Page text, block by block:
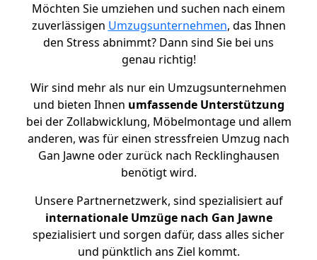
Möchten Sie umziehen und suchen nach einem
zuverlässigen Umzugsunternehmen, das Ihnen
den Stress abnimmt? Dann sind Sie bei uns
genau richtig!
Wir sind mehr als nur ein Umzugsunternehmen
und bieten Ihnen umfassende Unterstützung
bei der Zollabwicklung, Möbelmontage und allem
anderen, was für einen stressfreien Umzug nach
Gan Jawne oder zurück nach Recklinghausen
benötigt wird.
Unsere Partnernetzwerk, sind spezialisiert auf
internationale Umzüge nach Gan Jawne
spezialisiert und sorgen dafür, dass alles sicher
und pünktlich ans Ziel kommt.